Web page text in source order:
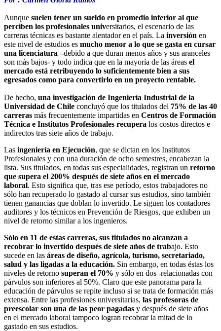
Aunque suelen tener un sueldo en promedio inferior al que
perciben los profesionales universitarios, el escenario de las
carreras técnicas es bastante alentador en el país. La inversión en
este nivel de estudios es mucho menor a lo que se gasta en cursar
una licenciatura –debido a que duran menos años y sus aranceles
son más bajos- y todo indica que en la mayoría de las áreas el
mercado está retribuyendo lo suficientemente bien a sus
egresados como para convertirlo en un proyecto rentable.
De hecho, una investigación de Ingeniería Industrial de la
Universidad de Chile concluyó que los titulados del 75% de las 40
carreras más frecuentemente impartidas en Centros de Formación
Técnica e Institutos Profesionales recupera los costos directos e
indirectos tras siete años de trabajo.
Las ingeniería en Ejecución, que se dictan en los Institutos
Profesionales y con una duración de ocho semestres, encabezan la
lista. Sus titulados, en todas sus especialidades, registran un retorno
que supera el 200% después de siete años en el mercado
laboral. Esto significa que, tras ese período, estos trabajadores no
sólo han recuperado lo gastado al cursar sus estudios, sino también
tienen ganancias que doblan lo invertido. Le siguen los contadores
auditores y los técnicos en Prevención de Riesgos, que exhiben un
nivel de retorno similar a los ingenieros.
Sólo en 11 de estas carreras, sus titulados no alcanzan a
recobrar lo invertido después de siete años de trabajo. Esto
sucede en las áreas de diseño, agrícola, turismo, secretariado,
salud y las ligadas a la educación. Sin embargo, en todas éstas los
niveles de retorno superan el 70% y sólo en dos -relacionadas con
párvulos son inferiores al 50%. Claro que este panorama para la
educación de párvulos se repite incluso si se trata de formación más
extensa. Entre las profesiones universitarias, las profesoras de
preescolar son una de las peor pagadas y después de siete años
en el mercado laboral tampoco logran recobrar la mitad de lo
gastado en sus estudios.